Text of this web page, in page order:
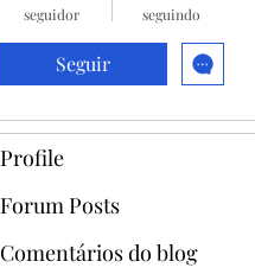
seguidor seguindo
Seguir
Profile
Forum Posts
Comentários do blog